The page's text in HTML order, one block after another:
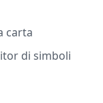
carta
di simboli